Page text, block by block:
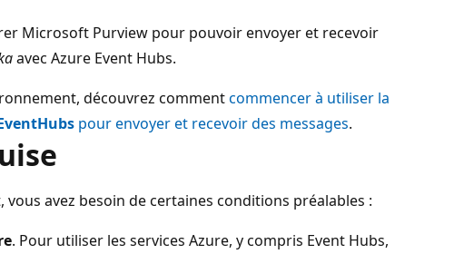
Microsoft Purview pour pouvoir envoyer et recevoir
avec Azure Event Hubs.
découvrez commentcommencer à utiliser la
pour envoyer et recevoir des messages.
avez besoin de certaines conditions préalables :
. Pour utiliser les services Azure, y compris Event Hubs,